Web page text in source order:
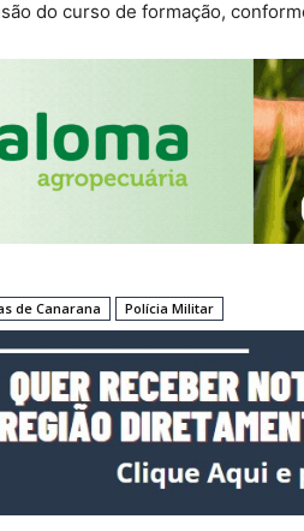
do curso de formação,
de Canarana Polícia Militar